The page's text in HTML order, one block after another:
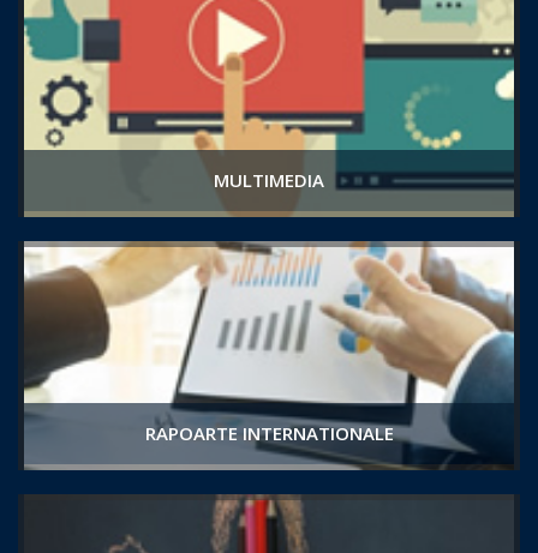
MULTIMEDIA
RAPOARTE INTERNATIONALE